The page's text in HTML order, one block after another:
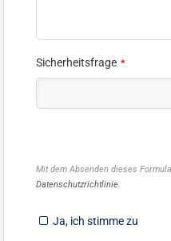
Sicherheitsfrage *
Mit dem Absenden dieses
Datenschutzrichtlinie.
Ja, ich stimme zu